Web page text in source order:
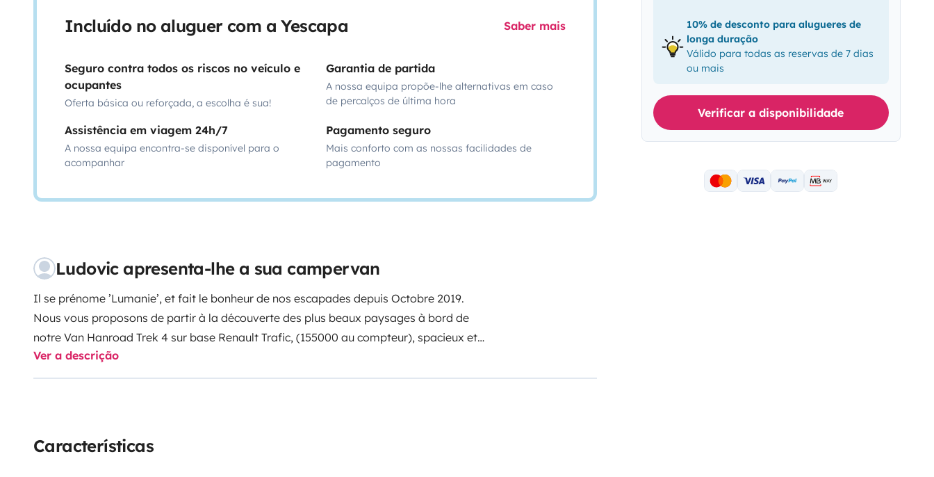
Incluído no aluguer com a Yescapa Saber mais
Seguro contra todos os riscos no veículo e
ocupantes
Oferta básica ou reforçada, a escolha é sua!
Garantia de partida
A nossa equipa propõe-lhe alternativas em caso
de percalços de última hora
Assistência em viagem 24h/7
A nossa equipa encontra-se disponível para o
acompanhar
Pagamento seguro
Mais conforto com as nossas facilidades de
pagamento
Ludovic apresenta-lhe a sua campervan
Il se prénome ’Lumanie’, et fait le bonheur de nos escapades depuis Octobre 2019.
Nous vous proposons de partir à la découverte des plus beaux paysages à bord de
notre Van Hanroad Trek 4 sur base Renault Trafic, (155000 au compteur), spacieux et
très bien aménagé à l’intérieur.
Nous avons déjà eu le plaisir de voyager à son bord avec nos deux enfants de 18et
https://www.instagram.com/les4vandrouilleurs/
Ver a descrição
Características
10% de desconto para alugueres de
longa duração
Válido para todas as reservas de 7 dias
ou mais
Verificar a disponibilidade